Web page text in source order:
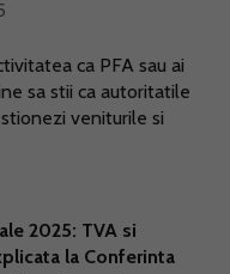
ca PFA sau ai
sa stii ca autoritatile
veniturile si
2025: TVA si
la Conferinta